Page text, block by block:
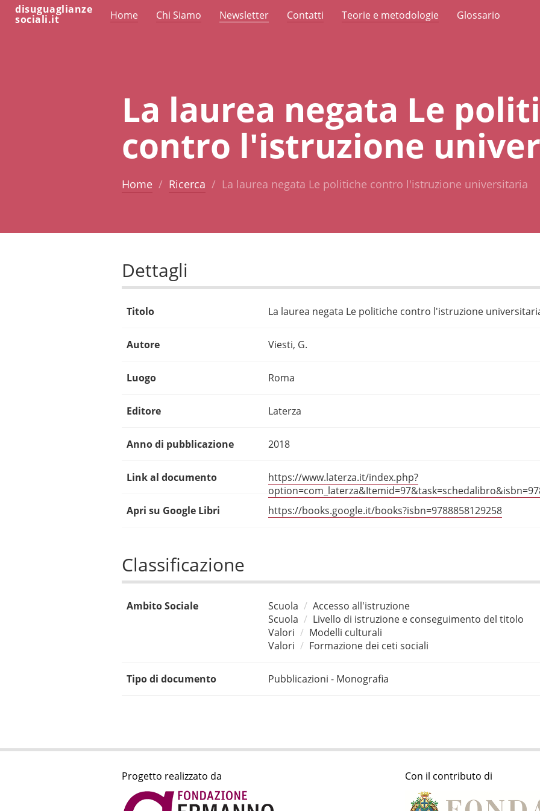
disuguaglianze
sociali.it Home Chi Siamo Newsletter Contatti Teorie e metodologie Glossario
La laurea negata Le
contro l'istruzione
Home Ricerca La laurea negata Le politiche contro l'istruzione universitaria
Dettagli
Titolo La laurea negata Le politiche contro l'istruzione
Autore Viesti, G.
Luogo Roma
Editore Laterza
Anno di pubblicazione 2018
Link al documento
https://www.laterza.it/index.php?
Apri su Google Libri
https://books.google.it/books?isbn=9788858129258
Classificazione
Ambito Sociale Scuola
Accesso all'istruzione
Scuola
Livello di istruzione e conseguimento del titolo
Valori
Modelli culturali
Valori
Formazione dei ceti sociali
Tipo di documento Pubblicazioni - Monografia
Progetto realizzato da Con il contributo di